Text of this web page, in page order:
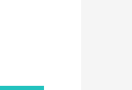
Silikon für